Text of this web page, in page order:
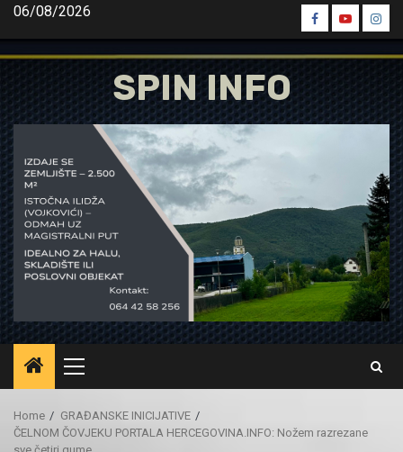
Skip
content
06/08/2026
Spin
Facebook
Spin
Youtube
Spin
SPIN INFO
Primary
Menu
Home
GRAĐANSKE INICIJATIVE
ČELNOM ČOVJEKU PORTALA HERCEGOVINA.INFO: Nožem razrezane